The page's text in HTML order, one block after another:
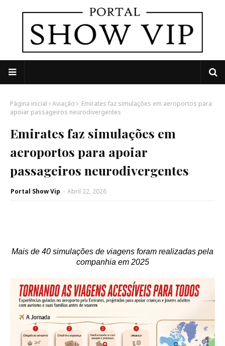
Página inicial Aviação
Emirates faz simulações em aeroportos para
apoiar passageiros neurodivergentes
Emirates faz simulações em
aeroportos para apoiar
passageiros neurodivergentes
Portal Show Vip - Abril 22, 2026
Mais de 40 simulações de viagens foram realizadas pela
companhia em 2025